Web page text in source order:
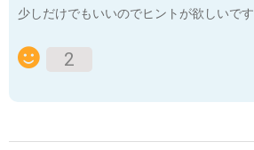
少しだけでもいいのでヒントが欲しいです
2